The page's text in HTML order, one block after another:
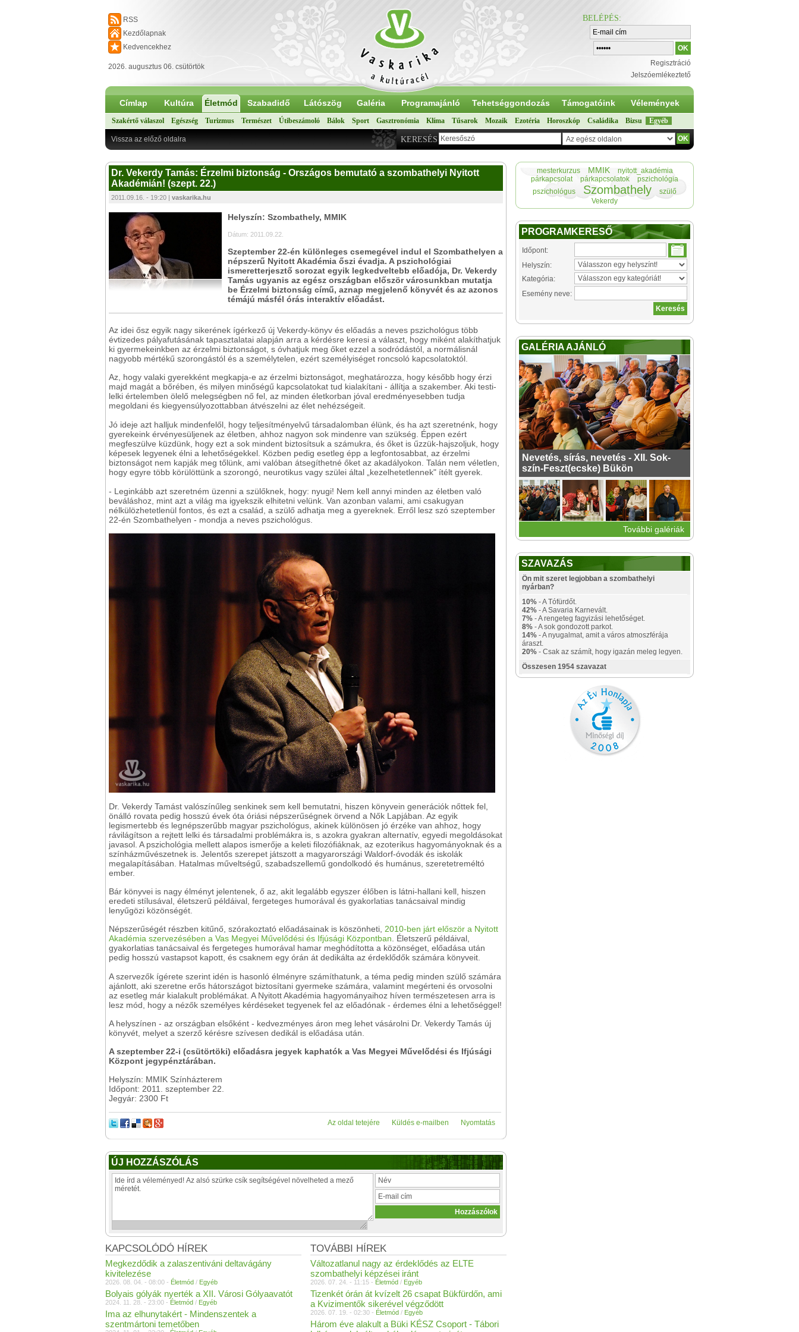
RSS
Kezdőlapnak
Kedvencekhez
2026. augusztus 06. csütörtök
BELÉPÉS:
Regisztráció
Jelszóemlékeztető
Címlap Kultúra Életmód Szabadidő Látószög Galéria Programajánló Tehetséggondozás Támogatóink Vélemények
Szakértő válaszol Egészség Turizmus Természet Útibeszámoló Bálok Sport Gasztronómia Klíma Tűsarok Mozaik Ezotéria Horoszkóp Családika Bizsu Egyéb
KERESÉS
Vissza az előző oldalra
Dr. Vekerdy Tamás: Érzelmi biztonság - Országos bemutató a szombathelyi Nyitott
Akadémián! (szept. 22.)
2011.09.16. - 19:20 | vaskarika.hu
Helyszín: Szombathely, MMIK
Dátum: 2011.09.22.
Szeptember 22-én különleges csemegével indul el Szombathelyen a
népszerű Nyitott Akadémia őszi évadja. A pszichológiai
ismeretterjesztő sorozat egyik legkedveltebb előadója, Dr. Vekerdy
Tamás ugyanis az egész országban először városunkban mutatja
be Érzelmi biztonság című, aznap megjelenő könyvét és az azonos
témájú másfél órás interaktív előadást.
Az idei ősz egyik nagy sikerének ígérkező új Vekerdy-könyv és előadás a neves pszichológus több
évtizedes pályafutásának tapasztalatai alapján arra a kérdésre keresi a választ, hogy miként alakíthatjuk
ki gyermekeinkben az érzelmi biztonságot, s óvhatjuk meg őket ezzel a sodródástól, a normálisnál
nagyobb mértékű szorongástól és a személytelen, ezért személyiséget roncsoló kapcsolatoktól.
Az, hogy valaki gyerekként megkapja-e az érzelmi biztonságot, meghatározza, hogy később hogy érzi
majd magát a bőrében, és milyen minőségű kapcsolatokat tud kialakítani - állítja a szakember. Aki testi-
lelki értelemben ölelő melegségben nő fel, az minden életkorban jóval eredményesebben tudja
megoldani és kiegyensúlyozottabban átvészelni az élet nehézségeit.
Jó ideje azt halljuk mindenfelől, hogy teljesítményelvű társadalomban élünk, és ha azt szeretnénk, hogy
gyerekeink érvényesüljenek az életben, ahhoz nagyon sok mindenre van szükség. Éppen ezért
megfeszülve küzdünk, hogy ezt a sok mindent biztosítsuk a számukra, és őket is űzzük-hajszoljuk, hogy
képesek legyenek élni a lehetőségekkel. Közben pedig esetleg épp a legfontosabbat, az érzelmi
biztonságot nem kapják meg tőlünk, ami valóban átsegíthetné őket az akadályokon. Talán nem véletlen,
hogy egyre több körülöttünk a szorongó, neurotikus vagy szülei által „kezelhetetlennek" ítélt gyerek.
- Leginkább azt szeretném üzenni a szülőknek, hogy: nyugi! Nem kell annyi minden az életben való
beváláshoz, mint azt a világ ma igyekszik elhitetni velünk. Van azonban valami, ami csakugyan
nélkülözhetetlenül fontos, és ezt a család, a szülő adhatja meg a gyereknek. Erről lesz szó szeptember
22-én Szombathelyen - mondja a neves pszichológus.
Dr. Vekerdy Tamást valószínűleg senkinek sem kell bemutatni, hiszen könyvein generációk nőttek fel,
önálló rovata pedig hosszú évek óta óriási népszerűségnek örvend a Nők Lapjában. Az egyik
legismertebb és legnépszerűbb magyar pszichológus, akinek különösen jó érzéke van ahhoz, hogy
rávilágítson a rejtett lelki és társadalmi problémákra is, s azokra gyakran alternatív, egyedi megoldásokat
javasol. A pszichológia mellett alapos ismerője a keleti filozófiáknak, az ezoterikus hagyományoknak és a
színházművészetnek is. Jelentős szerepet játszott a magyarországi Waldorf-óvodák és iskolák
megalapításában. Hatalmas műveltségű, szabadszellemű gondolkodó és humánus, szeretetreméltó
ember.
Bár könyvei is nagy élményt jelentenek, ő az, akit legalább egyszer élőben is látni-hallani kell, hiszen
eredeti stílusával, életszerű példáival, fergeteges humorával és gyakorlatias tanácsaival mindig
lenyűgözi közönségét.
Népszerűségét részben kitűnő, szórakoztató előadásainak is köszönheti, 2010-ben járt először a Nyitott
Akadémia szervezésében a Vas Megyei Művelődési és Ifjúsági Központban . Életszerű példáival,
gyakorlatias tanácsaival és fergeteges humorával hamar meghódította a közönséget, előadása után
pedig hosszú vastapsot kapott, és csaknem egy órán át dedikálta az érdeklődők számára könyveit.
A szervezők ígérete szerint idén is hasonló élményre számíthatunk, a téma pedig minden szülő számára
ajánlott, aki szeretne erős hátországot biztosítani gyermeke számára, valamint megérteni és orvosolni
az esetleg már kialakult problémákat. A Nyitott Akadémia hagyományaihoz híven természetesen arra is
lesz mód, hogy a nézők személyes kérdéseket tegyenek fel az előadónak - érdemes élni a lehetőséggel!
A helyszínen - az országban elsőként - kedvezményes áron meg lehet vásárolni Dr. Vekerdy Tamás új
könyvét, melyet a szerző kérésre szívesen dedikál is előadása után.
A szeptember 22-i (csütörtöki) előadásra jegyek kaphatók a Vas Megyei Művelődési és Ifjúsági
Központ jegypénztárában.
Helyszín: MMIK Színházterem
Időpont: 2011. szeptember 22.
Jegyár: 2300 Ft
Nyomtatás
Küldés e-mailben
Az oldal tetejére
ÚJ HOZZÁSZÓLÁS
TOVÁBBI HÍREK
Változatlanul nagy az érdeklődés az ELTE
szombathelyi képzései iránt
2026. 07. 24. - 11:15 - Életmód / Egyéb
Tizenkét órán át kvízelt 26 csapat Bükfürdőn, ami
a Kvizimentők sikerével végződött
2026. 07. 19. - 02:30 - Életmód / Egyéb
Három éve alakult a Büki KÉSZ Csoport - Tábori
KAPCSOLÓDÓ HÍREK
Megkezdődik a zalaszentiváni deltavágány
kivitelezése
2026. 08. 04. - 08:00 - Életmód / Egyéb
Bolyais gólyák nyerték a XII. Városi Gólyaavatót
2024. 11. 28. - 23:00 - Életmód / Egyéb
Ima az elhunytakért - Mindenszentek a
szentmártoni temetőben
mesterkurzus MMIK
nyitott_akadémia
párkapcsolat
párkapcsolatok
pszichológia
pszichológus
Szombathely
szülő
Vekerdy
PROGRAMKERESŐ
Időpont:
Helyszín:
Kategória:
Esemény neve:
GALÉRIA AJÁNLÓ
Nevetés, sírás, nevetés - XII. Sok-
szín-Feszt(ecske) Bükön
További galériák
SZAVAZÁS
Ön mit szeret legjobban a szombathelyi
nyárban?
10% - A Tófürdőt.
42% - A Savaria Karnevált.
7% - A rengeteg fagyizási lehetőséget.
8% - A sok gondozott parkot.
14% - A nyugalmat, amit a város atmoszférája
áraszt.
20% - Csak az számít, hogy igazán meleg legyen.
Összesen 1954 szavazat